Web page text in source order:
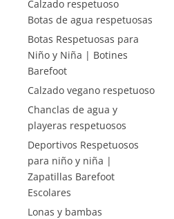
Calzado respetuoso
Botas de agua respetuosas
Botas Respetuosas para
Niño y Niña | Botines
Barefoot
Calzado vegano respetuoso
Chanclas de agua y
playeras respetuosos
Deportivos Respetuosos
para niño y niña |
Zapatillas Barefoot
Escolares
Lonas y bambas